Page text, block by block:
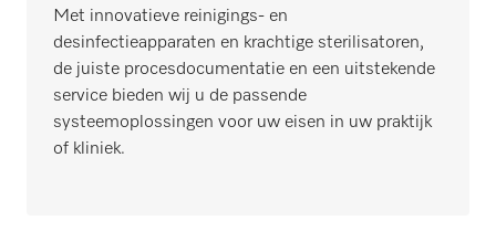
Met innovatieve reinigings- en
desinfectieapparaten en krachtige sterilisatoren,
de juiste procesdocumentatie en een uitstekende
service bieden wij u de passende
systeemoplossingen voor uw eisen in uw praktijk
of kliniek.